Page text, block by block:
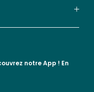
notre App ! En